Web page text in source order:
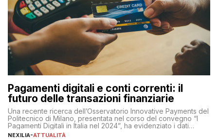
Pagamenti digitali e conti correnti: il
futuro delle transazioni finanziarie
Una recente ricerca dell’Osservatorio Innovative Payments del
Politecnico di Milano, presentata nel corso del convegno “I
Pagamenti Digitali in Italia nel 2024”, ha evidenziato i dati
definitivi del primo semestre 2024 relativamente alle
NEXILIA-ATTUALITÀ